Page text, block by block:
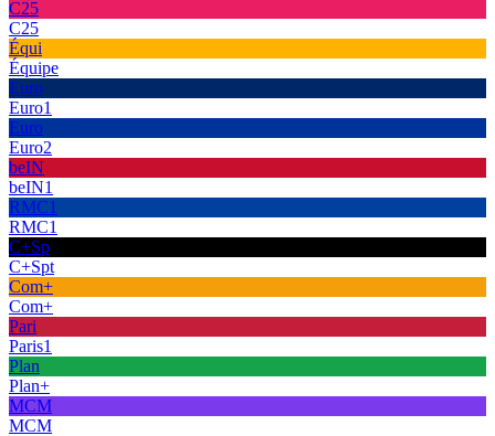
C25
C25
Équi
Équipe
Euro
Euro1
Euro
Euro2
beIN
beIN1
RMC1
RMC1
C+Sp
C+Spt
Com+
Com+
Pari
Paris1
Plan
Plan+
MCM
MCM